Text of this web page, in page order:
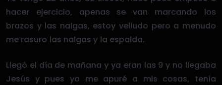
hacer ejercicio, apenas se van marcando los
brazos y las nalgas, estoy velludo pero a menudo
me rasuro las nalgas y la espalda.
Llegó el día de mañana y ya eran las 9 y no llegaba
Jesús y pues yo me apuré a mis cosas, tenía